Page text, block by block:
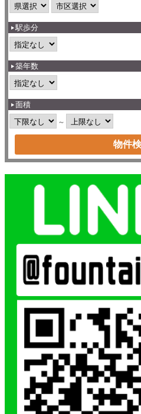
駅歩分
築年数
面積
～